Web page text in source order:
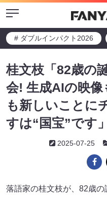
Menu
# ダブルインパクト2026
桂文枝「82歳の
会! 生成AIの映
も新しいことに
すは“国宝”です
2025-07-25
落語家の桂文枝が、82歳